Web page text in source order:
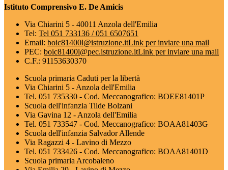
Istituto Comprensivo E. De Amicis
Via Chiarini 5 - 40011 Anzola dell'Emilia
Tel: Tel 051 733136 / 051 6507651
Email: boic81400l@istruzione.itLink per inviare una mail
PEC: boic81400l@pec.istruzione.itLink per inviare una mail
C.F.: 91153630370
Scuola primaria Caduti per la libertà
Via Chiarini 5 - Anzola dell'Emilia
Tel. 051 735330 - Cod. Meccanografico: BOEE81401P
Scuola dell'infanzia Tilde Bolzani
Via Gavina 12 - Anzola dell'Emilia
Tel. 051 733547 - Cod. Meccanografico: BOAA81403G
Scuola dell'infanzia Salvador Allende
Via Ragazzi 4 - Lavino di Mezzo
Tel. 051 733426 - Cod. Meccanografico: BOAA81401D
Scuola primaria Arcobaleno